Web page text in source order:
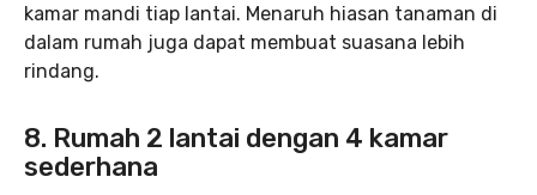
kamar mandi tiap lantai. Menaruh hiasan tanaman di
dalam rumah juga dapat membuat suasana lebih
rindang.
8. Rumah 2 lantai dengan 4 kamar
sederhana